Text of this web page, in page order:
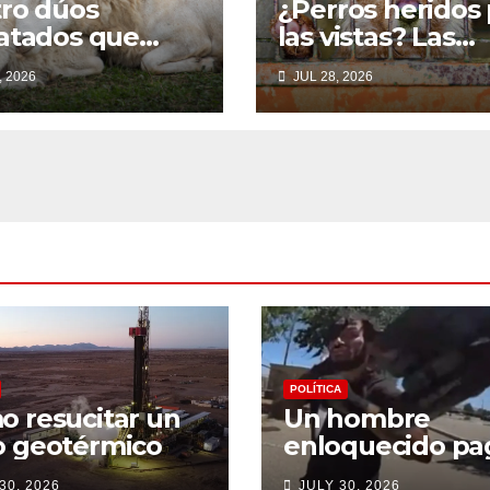
dúos
que
por qué
debería
siempre
2026
¿Perros heridos
las vistas? Las
estafas de
“rescate” de
animales en
JUL 28, 2026
resucitar un
geotérmico
2026
POLÍTICA
Un hombre
enloquecido
precio máximo
JULY 30, 2026